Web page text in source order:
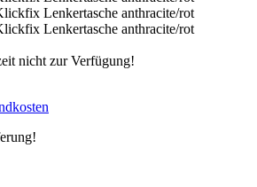
nicht zur Verfügung!